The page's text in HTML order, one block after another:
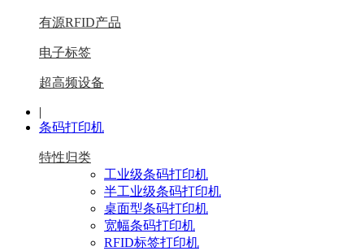
有源RFID产品
电子标签
超高频设备
|
条码打印机
特性归类
工业级条码打印机
半工业级条码打印机
桌面型条码打印机
宽幅条码打印机
RFID标签打印机